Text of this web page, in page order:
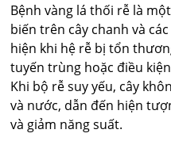
Bệnh vàng lá thối rễ là
biến trên cây chanh và
hiện khi hệ rễ bị tổn
tuyến trùng hoặc điều
Khi bộ rễ suy yếu, cây
và nước, dẫn đến hiện
và giảm năng suất.